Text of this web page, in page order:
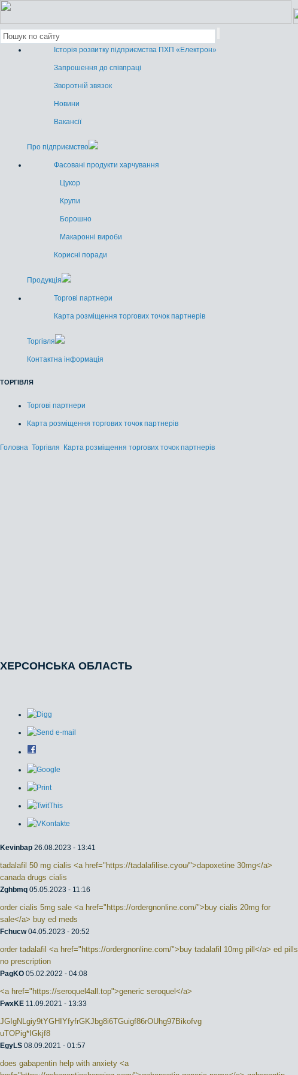
Історія розвитку підприємства ПХП «Електрон»
Запрошення до співпраці
Зворотній звязок
Новини
Вакансії
Про підприємство
Фасовані продукти харчування
Цукор
Крупи
Борошно
Макаронні вироби
Корисні поради
Продукція
Торгові партнери
Карта розміщення торгових точок партнерів
Торгівля
Контактна інформація
ТОРГІВЛЯ
Торгові партнери
Карта розміщення торгових точок партнерів
Головна Торгівля Карта розміщення торгових точок партнерів
ХЕРСОНСЬКА ОБЛАСТЬ
Kevinbap 26.08.2023 - 13:41
tadalafil 50 mg cialis <a href="https://tadalafilise.cyou/">dapoxetine 30mg</a>
canada drugs cialis
Zghbmq 05.05.2023 - 11:16
order cialis 5mg sale <a href="https://ordergnonline.com/">buy cialis 20mg for
sale</a> buy ed meds
Fchucw 04.05.2023 - 20:52
order tadalafil <a href="https://ordergnonline.com/">buy tadalafil 10mg pill</a> ed pills
no prescription
PagKO 05.02.2022 - 04:08
<a href="https://seroquel4all.top">generic seroquel</a>
FwxKE 11.09.2021 - 13:33
JGIgNLgiy9tYGHIYfyfrGKJbg8i6TGuigf86rOUhg97Bikofvg
uTOPig*IGkjf8
EgyLS 08.09.2021 - 01:57
does gabapentin help with anxiety <a